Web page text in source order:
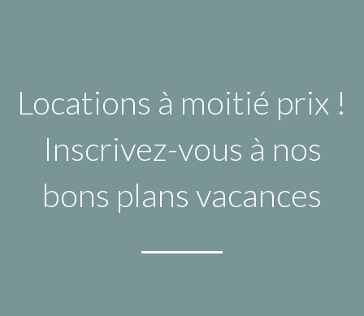
Locations à moitié prix !
Inscrivez-vous à nos
bons plans vacances